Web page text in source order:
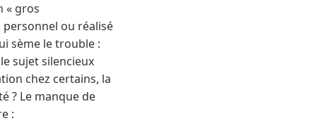
« gros
personnel ou réalisé
sème le trouble :
sujet silencieux
chez certains, la
? Le manque de
: